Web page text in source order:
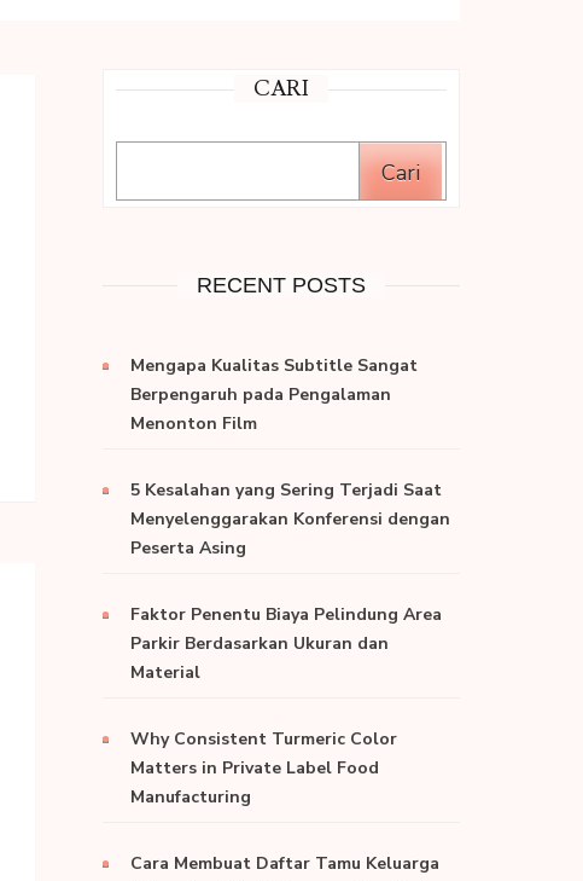
CARI
Cari
RECENT POSTS
Mengapa Kualitas Subtitle Sangat
Berpengaruh pada Pengalaman
Menonton Film
5 Kesalahan yang Sering Terjadi Saat
Menyelenggarakan Konferensi dengan
Peserta Asing
Faktor Penentu Biaya Pelindung Area
Parkir Berdasarkan Ukuran dan
Material
Why Consistent Turmeric Color
Matters in Private Label Food
Manufacturing
Cara Membuat Daftar Tamu Keluarga